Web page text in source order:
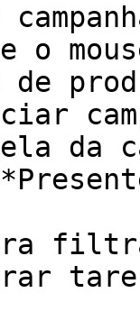
o
de
da